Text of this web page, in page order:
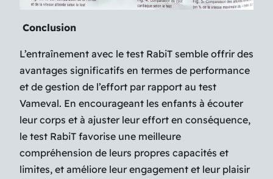
Conclusion
L’entraînement avec le test RabiT semble offrir des
avantages significatifs en termes de performance
et de gestion de l’effort par rapport au test
Vameval. En encourageant les enfants à écouter
leur corps et à ajuster leur effort en conséquence,
le test RabiT favorise une meilleure
compréhension de leurs propres capacités et
limites, et améliore leur engagement et leur plaisir